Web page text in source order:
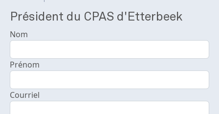
Président du CPAS d'Etterbeek
Nom
Prénom
Courriel